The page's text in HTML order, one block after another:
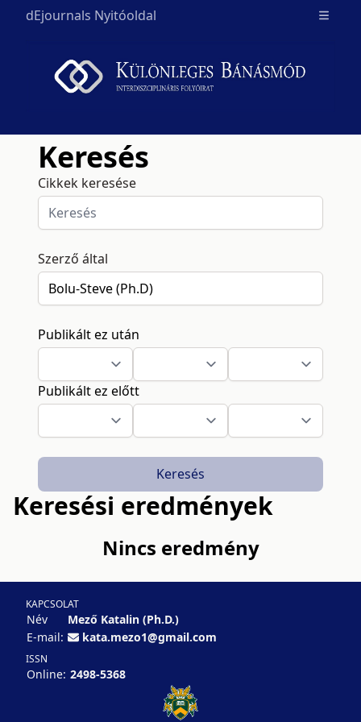
dEjournals Nyitóoldal Open
Keresés
Cikkek keresése
Szerző által
Publikált ez után
Publikált ez előtt
Keresés
Keresési eredmények
Nincs eredmény
KAPCSOLAT
Név
Mező Katalin (Ph.D.)
E-mail:
kata.mezo1@gmail.com
ISSN
Online: 2498-5368